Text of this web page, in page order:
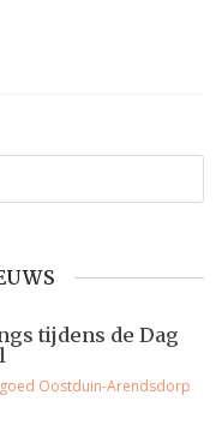
tijdens de Dag
Oostduin-Arendsdorp